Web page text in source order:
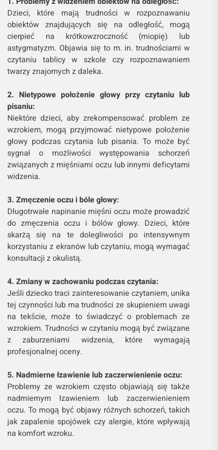
Dzieci, które mają trudności w rozpoznawaniu
obiektów znajdujących się na odległość, mogą
cierpieć na krótkowzroczność (miopię) lub
astygmatyzm. Objawia się to m. in. trudnościami w
czytaniu tablicy w szkole czy rozpoznawaniem
twarzy znajomych z daleka.
2. Nietypowe położenie głowy przy czytaniu lub
pisaniu:
Niektóre dzieci, aby zrekompensować problem ze
wzrokiem, mogą przyjmować nietypowe położenie
głowy podczas czytania lub pisania. To może być
sygnał o możliwości występowania schorzeń
związanych z mięśniami oczu lub innymi deficytami
widzenia.
3. Zmęczenie oczu i bóle głowy:
Długotrwałe napinanie mięśni oczu może prowadzić
do zmęczenia oczu i bólów głowy. Dzieci, które
skarżą się na te dolegliwości po intensywnym
korzystaniu z ekranów lub czytaniu, mogą wymagać
konsultacji z okulistą.
4. Zmiany w zachowaniu podczas czytania:
Jeśli dziecko traci zainteresowanie czytaniem, unika
tej czynności lub ma trudności ze skupieniem uwagi
na tekście, może to świadczyć o problemach ze
wzrokiem. Trudności w czytaniu mogą być związane
z zaburzeniami widzenia, które wymagają
profesjonalnej oceny.
5. Nadmierne łzawienie lub zaczerwienienie oczu:
Problemy ze wzrokiem często objawiają się także
nadmiernym łzawieniem lub zaczerwienieniem
oczu. To mogą być objawy różnych schorzeń, takich
jak zapalenie spojówek czy alergie, które wpływają
na komfort wzroku.